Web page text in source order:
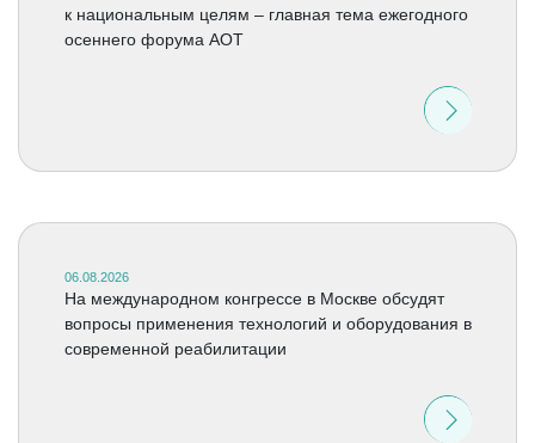
к национальным целям – главная тема ежегодного
осеннего форума АОТ
06.08.2026
На международном конгрессе в Москве обсудят
вопросы применения технологий и оборудования в
современной реабилитации